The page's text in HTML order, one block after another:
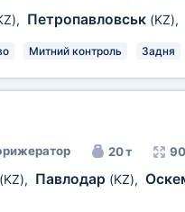
, Петропавловськ (KZ),
Митний контроль Задня
20 т
(KZ), Павлодар (KZ),